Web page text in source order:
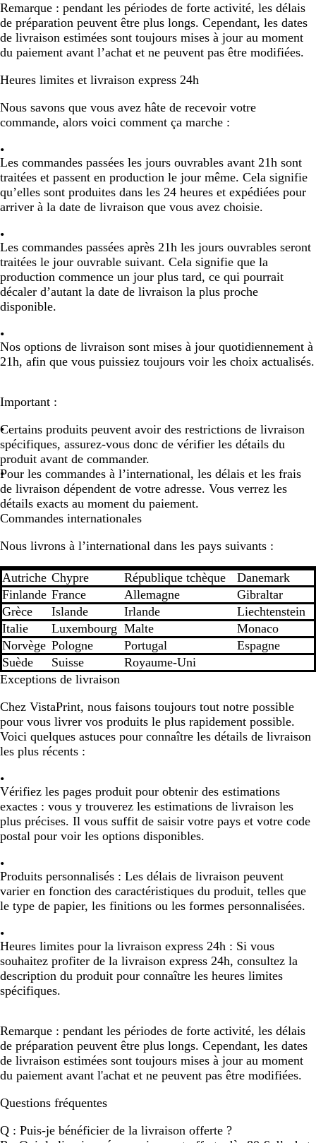
Remarque : pendant les périodes de forte activité, les délais
de préparation peuvent être plus longs. Cependant, les dates
de livraison estimées sont toujours mises à jour au moment
du paiement avant l’achat et ne peuvent pas être modifiées.
Heures limites et livraison express 24h
Nous savons que vous avez hâte de recevoir votre
commande, alors voici comment ça marche :
Les commandes passées les jours ouvrables avant 21h sont
traitées et passent en production le jour même. Cela signifie
qu’elles sont produites dans les 24 heures et expédiées pour
arriver à la date de livraison que vous avez choisie.
Les commandes passées après 21h les jours ouvrables seront
traitées le jour ouvrable suivant. Cela signifie que la
production commence un jour plus tard, ce qui pourrait
décaler d’autant la date de livraison la plus proche
disponible.
Nos options de livraison sont mises à jour quotidiennement à
21h, afin que vous puissiez toujours voir les choix actualisés.
Important :
Certains produits peuvent avoir des restrictions de livraison
spécifiques, assurez-vous donc de vérifier les détails du
produit avant de commander.
Pour les commandes à l’international, les délais et les frais
de livraison dépendent de votre adresse. Vous verrez les
détails exacts au moment du paiement.
Commandes internationales
Nous livrons à l’international dans les pays suivants :
Autriche Chypre République tchèque
Danemark
Finlande France Allemagne
Gibraltar
Grèce
Islande Irlande
Liechtenstein
Italie
Luxembourg Malte
Monaco
Norvège Pologne Portugal
Espagne
Suède
Suisse
Royaume-Uni
Exceptions de livraison
Chez VistaPrint, nous faisons toujours tout notre possible
pour vous livrer vos produits le plus rapidement possible.
Voici quelques astuces pour connaître les détails de livraison
les plus récents :
Vérifiez les pages produit pour obtenir des estimations
exactes : vous y trouverez les estimations de livraison les
plus précises. Il vous suffit de saisir votre pays et votre code
postal pour voir les options disponibles.
Produits personnalisés : Les délais de livraison peuvent
varier en fonction des caractéristiques du produit, telles que
le type de papier, les finitions ou les formes personnalisées.
Heures limites pour la livraison express 24h : Si vous
souhaitez profiter de la livraison express 24h, consultez la
description du produit pour connaître les heures limites
spécifiques.
Remarque : pendant les périodes de forte activité, les délais
de préparation peuvent être plus longs. Cependant, les dates
de livraison estimées sont toujours mises à jour au moment
du paiement avant l'achat et ne peuvent pas être modifiées.
Questions fréquentes
Q : Puis-je bénéficier de la livraison offerte ?